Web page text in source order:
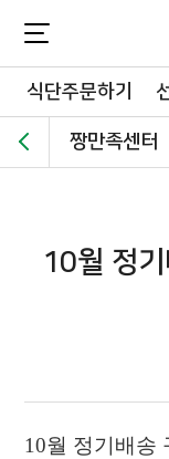
식단주문하기
짱만족센터
10월 정
10월 정기배송